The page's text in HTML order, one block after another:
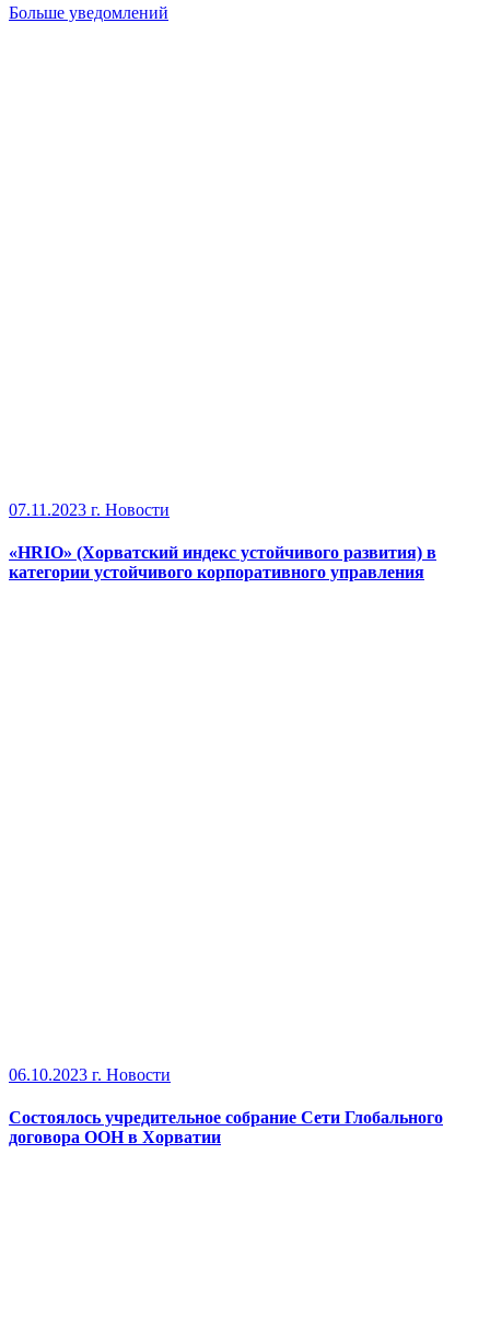
Больше уведомлений
07.11.2023 г. Новости
«HRIO» (Хорватский индекс устойчивого развития) в
категории устойчивого корпоративного управления
06.10.2023 г. Новости
Состоялось учредительное собрание Сети Глобального
договора ООН в Хорватии